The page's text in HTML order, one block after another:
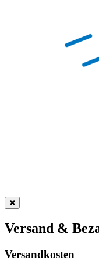
Versand &
Versandkosten